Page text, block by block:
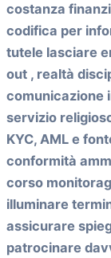
costanza
codifica per
tutele lasciare
out , realtà
comunicazione
servizio
KYC, AML e
conformità
corso
illuminare
assicurare
patrocinare